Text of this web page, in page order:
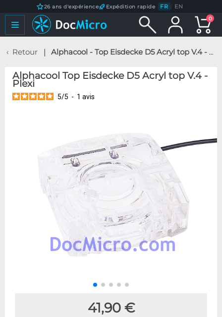
26 ans d'expérience Expédition rapide FR / EN
0
Retour Alphacool - Top Eisdecke D5 Acryl top V.4 - Plexi
Alphacool Top Eisdecke D5 Acryl top V.4 -
Plexi
5/5 - 1 avis
41,90 €